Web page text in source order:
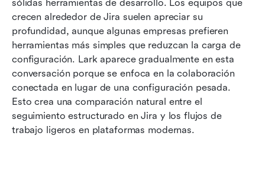
sólidas herramientas de desarrollo. Los equipos que
crecen alrededor de Jira suelen apreciar su
profundidad, aunque algunas empresas prefieren
herramientas más simples que reduzcan la carga de
configuración. Lark aparece gradualmente en esta
conversación porque se enfoca en la colaboración
conectada en lugar de una configuración pesada.
Esto crea una comparación natural entre el
seguimiento estructurado en Jira y los flujos de
trabajo ligeros en plataformas modernas.
Cuándo Jira es la elección correcta vs cuándo
Lark es la opción más adecuada
Conclusión
Preguntas frecuentes
Lecturas relacionadas